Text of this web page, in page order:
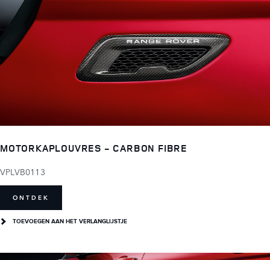
MOTORKAPLOUVRES - CARBON FIBRE
VPLVB0113
ONTDEK
TOEVOEGEN AAN HET VERLANGLIJSTJE